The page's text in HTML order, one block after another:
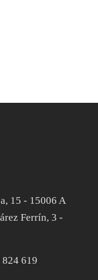
15 - 15006 A
Ferrín, 3 -
619